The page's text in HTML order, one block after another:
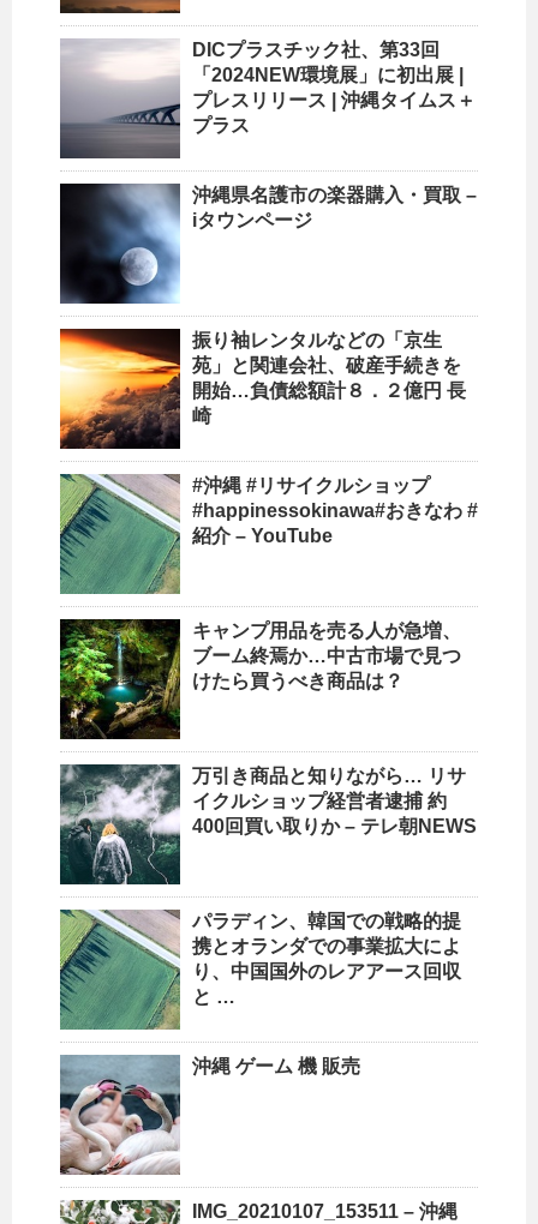
DICプラスチック社、第33回
「2024NEW環境展」に初出展 |
プレスリリース | 沖縄タイムス＋
プラス
沖縄県名護市の楽器購入・買取 –
iタウンページ
振り袖レンタルなどの「京生
苑」と関連会社、破産手続きを
開始…負債総額計８．２億円 長
崎
#沖縄 #リサイクルショップ
#happinessokinawa#おきなわ #
紹介 – YouTube
キャンプ用品を売る人が急増、
ブーム終焉か…中古市場で見つ
けたら買うべき商品は？
万引き商品と知りながら… リサ
イクルショップ経営者逮捕 約
400回買い取りか – テレ朝NEWS
パラディン、韓国での戦略的提
携とオランダでの事業拡大によ
り、中国国外のレアアース回収
と …
沖縄 ゲーム 機 販売
IMG_20210107_153511 – 沖縄